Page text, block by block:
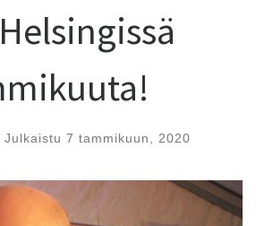
Julkaistu 7 tammikuun, 2020